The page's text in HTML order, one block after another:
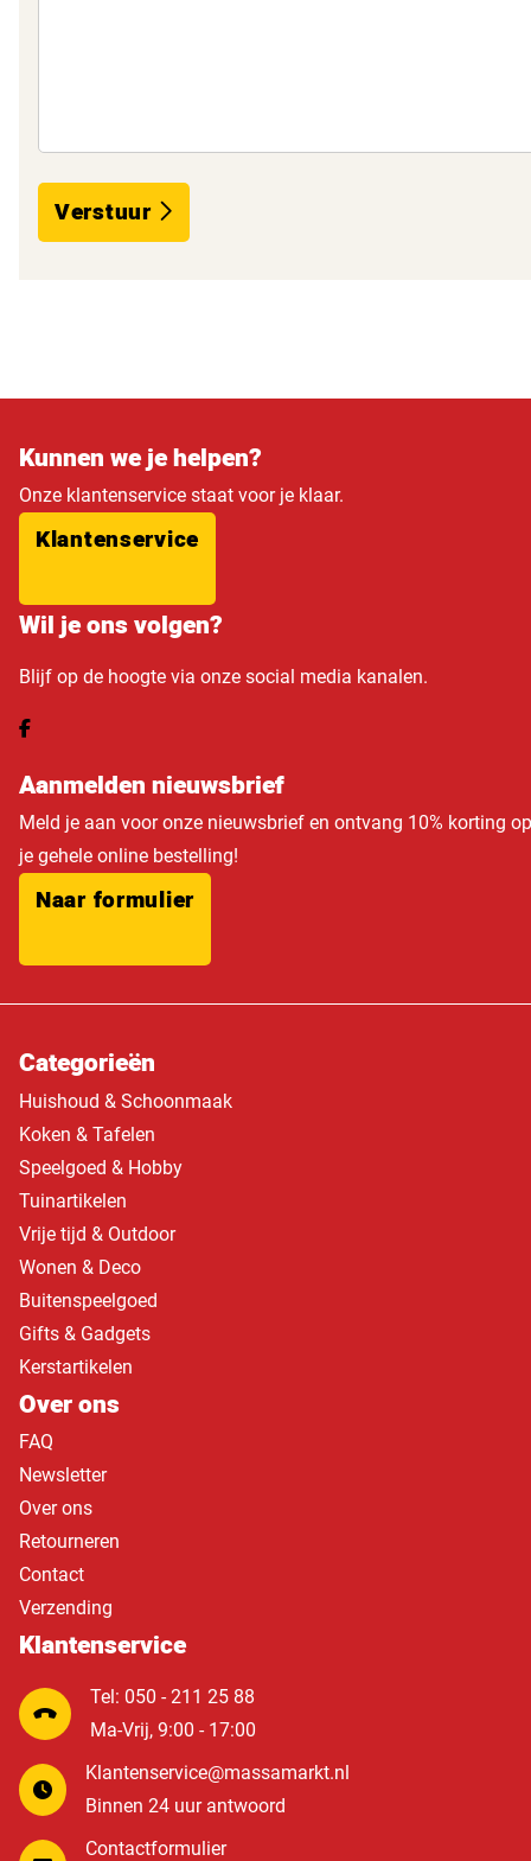
Verstuur
Kunnen we je helpen?
Onze klantenservice staat voor je klaar.
Klantenservice
Wil je ons volgen?
Blijf op de hoogte via onze social media kanalen.
Aanmelden nieuwsbrief
Meld je aan voor onze nieuwsbrief en ontvang 10% korting op
je gehele online bestelling!
Naar formulier
Categorieën
Huishoud & Schoonmaak
Koken & Tafelen
Speelgoed & Hobby
Tuinartikelen
Vrije tijd & Outdoor
Wonen & Deco
Buitenspeelgoed
Gifts & Gadgets
Kerstartikelen
Over ons
FAQ
Newsletter
Over ons
Retourneren
Contact
Verzending
Klantenservice
Tel: 050 - 211 25 88
Ma-Vrij, 9:00 - 17:00
Klantenservice@massamarkt.nl
Binnen 24 uur antwoord
Contactformulier